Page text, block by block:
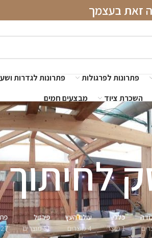
זאת בעצמך
פתרונות לפרגולות
פתרונות לגדרות
השכרת ציוד מבצעים חמים
כללי
1 מוצר
עולם העץ
4 מוצרים
פירזול
51 מוצרים
27 מוצרים